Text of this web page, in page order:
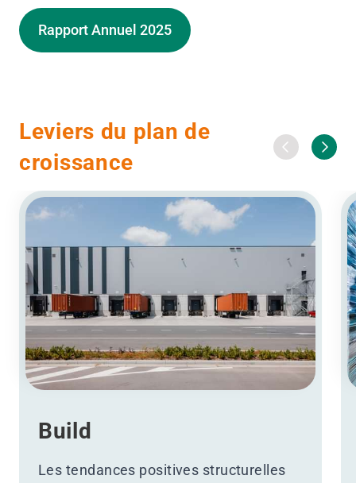
Rapport Annuel 2025
Leviers du plan de
croissance
Build
Les tendances positives structurelles